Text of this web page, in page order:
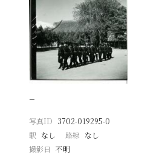
−
写真ID 3702-019295-0
駅 なし 路線 なし
撮影日
不明